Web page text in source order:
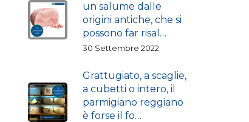
un salume dalle
origini antiche, che si
possono far risal…
30 Settembre 2022
Grattugiato, a scaglie,
a cubetti o intero, il
parmigiano reggiano
è forse il fo…